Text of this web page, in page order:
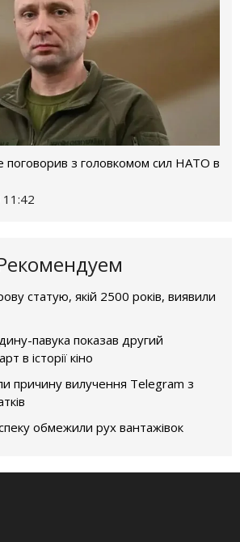
з головкомом сил НАТО в
11:42
статую, якій 2500 років, виявили
павука показав другий
в історії кіно
причину вилучення Telegram з
обмежили рух вантажівок